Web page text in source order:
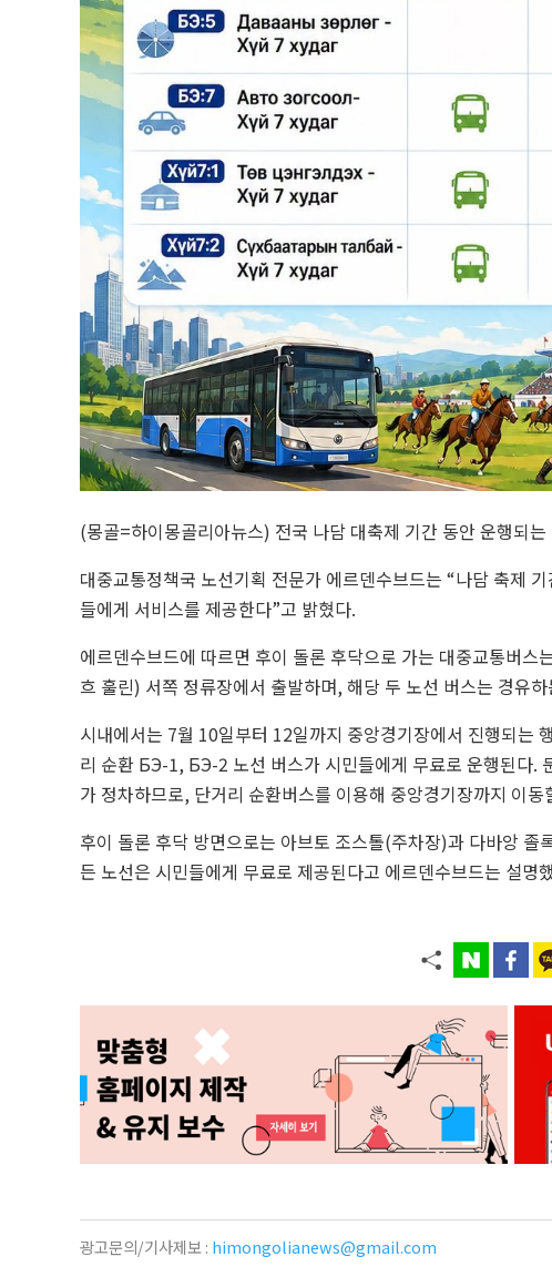
(몽골=하이몽골리아뉴스) 전국 나담 대축제 기간 동안 운행되
대중교통정책국 노선기획 전문가 에르덴수브드는 “나담 축제
들에게 서비스를 제공한다”고 밝혔다.
에르덴수브드에 따르면 후이 돌론 후닥으로 가는 대중교통버
흐 훌린) 서쪽 정류장에서 출발하며, 해당 두 노선 버스는 경유
시내에서는 7월 10일부터 12일까지 중앙경기장에서 진행되는
리 순환 БЭ-1, БЭ-2 노선 버스가 시민들에게 무료로 운행된다.
가 정차하므로, 단거리 순환버스를 이용해 중앙경기장까지 이동
후이 돌론 후닥 방면으로는 아브토 조스톨(주차장)과 다바앙
든 노선은 시민들에게 무료로 제공된다고 에르덴수브드는 설명
광고문의/기사제보 : himongolianews@gmail.com